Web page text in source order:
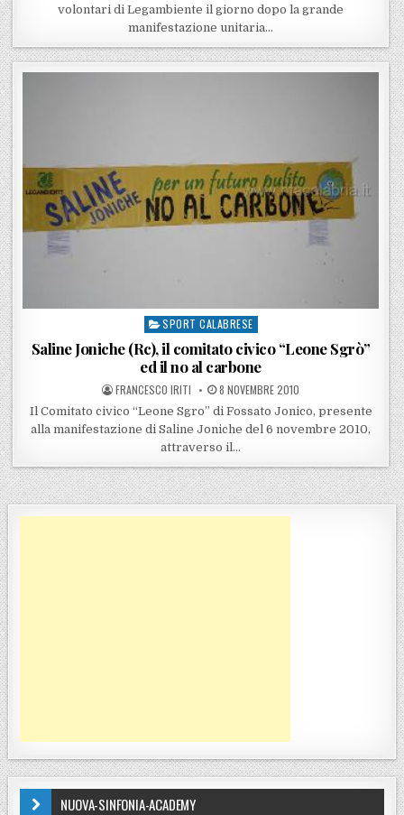
volontari di Legambiente il giorno dopo la grande
manifestazione unitaria…
Posted in
SPORT CALABRESE
Saline Joniche (Rc), il comitato civico “Leone Sgrò”
ed il no al carbone
POSTED BY
FRANCESCO IRITI POSTED ON
8 NOVEMBRE 2010
Il Comitato civico “Leone Sgro’’ di Fossato Jonico, presente
alla manifestazione di Saline Joniche del 6 novembre 2010,
attraverso il…
NUOVA-SINFONIA-ACADEMY